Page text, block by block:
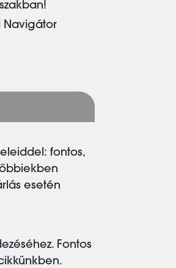
Navigátor
fontos,
esetén
Fontos